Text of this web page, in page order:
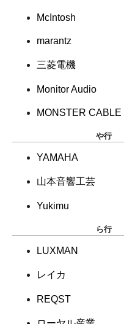
McIntosh
marantz
三菱電機
Monitor Audio
MONSTER CABLE
や行
YAMAHA
山本音響工芸
Yukimu
ら行
LUXMAN
レイカ
REQST